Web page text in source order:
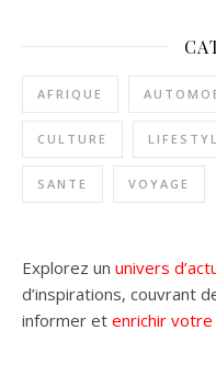
AFRIQUE
CULTURE
SANTE VOYAGE
Explorez un univers
d’inspirations, couvrant
informer et enrichir